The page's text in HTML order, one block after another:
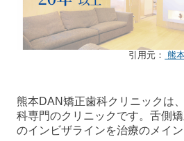
引用元： 熊
熊本DAN矯正歯科クリニックは
科専門のクリニックです。舌側
のインビザラインを治療のメイン